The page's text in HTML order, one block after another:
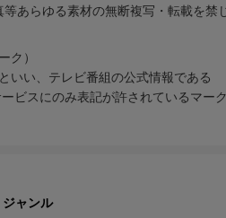
あらゆる素材の無断複写・転載を禁
ク）
いい、テレビ番組の公式情報である
ビスにのみ表記が許されているマーク
ジャンル